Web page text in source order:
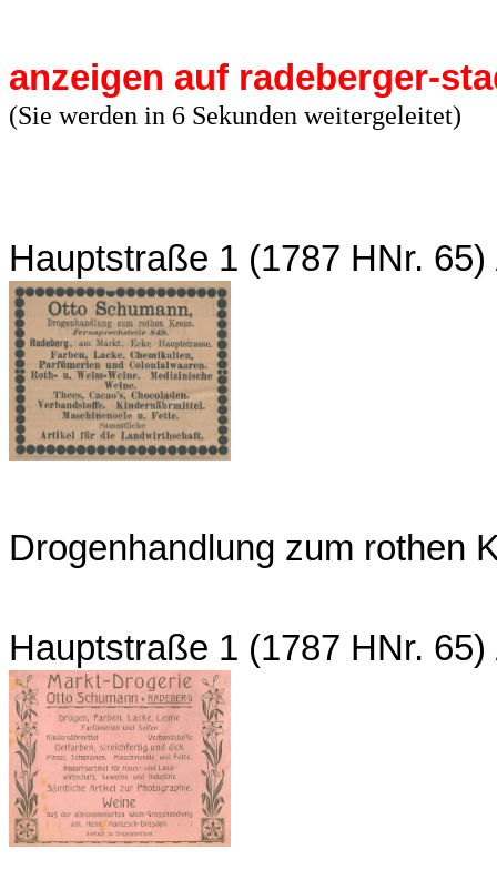
anzeigen auf radeberger-
(Sie werden in 5 Sekunden weitergeleitet)
Hauptstraße 1 (1787 HNr.
Drogenhandlung zum rothen
Hauptstraße 1 (1787 HNr.